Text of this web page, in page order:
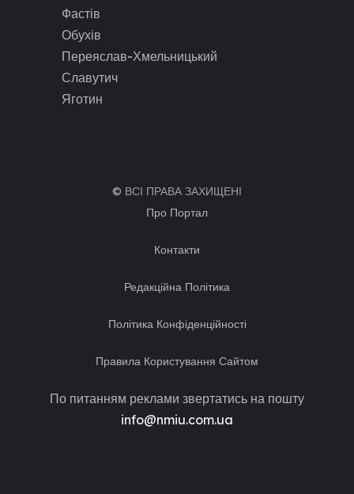
Фастів
Обухів
Переяслав-Хмельницький
Славутич
Яготин
© ВСІ ПРАВА ЗАХИЩЕНІ
Про Портал
Контакти
Редакційна Політика
Політика Конфіденційності
Правила Користування Сайтом
По питанням реклами звертатись на пошту
info@nmiu.com.ua